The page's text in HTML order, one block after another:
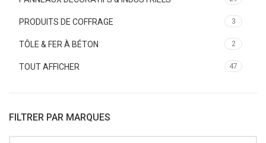
PRODUITS DE COFFRAGE 3
TÔLE & FER À BÉTON 2
TOUT AFFICHER 47
FILTRER PAR MARQUES